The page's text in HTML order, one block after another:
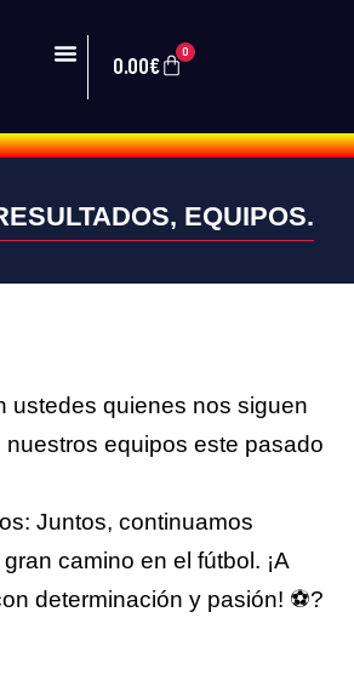
0.00€
0
EQUIPOS.
ustedes quienes nos siguen
nuestros equipos este pasado
Juntos, continuamos
camino en el fútbol. ¡A
determinación y pasión! ⚽?